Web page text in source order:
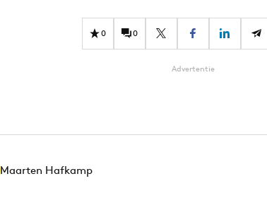
0 0
Advertentie
Maarten Hafkamp